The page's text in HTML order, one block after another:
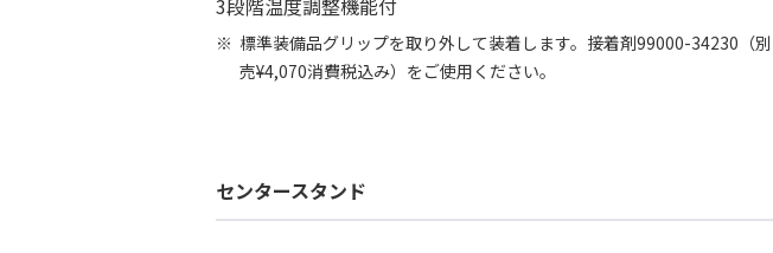
3段階温度調整機能付
標準装備品グリップを取り外して装着します。接着剤99000-34230（別
売¥4,070消費税込み）をご使用ください。
センタースタンド